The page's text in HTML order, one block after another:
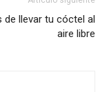
llevar tu cóctel al
aire libre